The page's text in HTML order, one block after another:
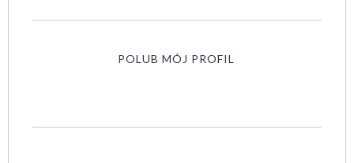
POLUB MÓJ PROFIL